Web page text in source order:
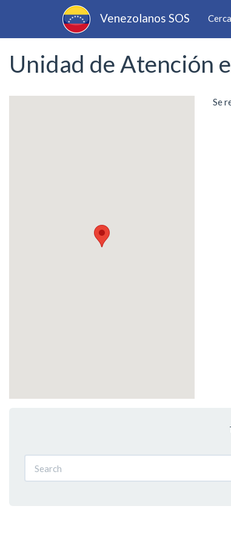
Venezolanos SOS
Main
navigation
Unidad de Atención
Se
Search
Search